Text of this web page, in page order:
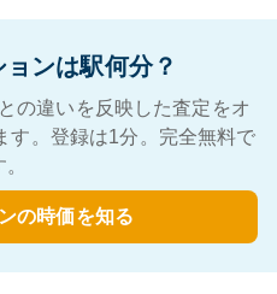
ンは駅何分？
の違いを反映した査定をオ
す。登録は1分。完全無料で
の時価を知る